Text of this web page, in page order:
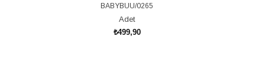
Açıklamada)
BABYBUU/0265
Adet
₺499,90